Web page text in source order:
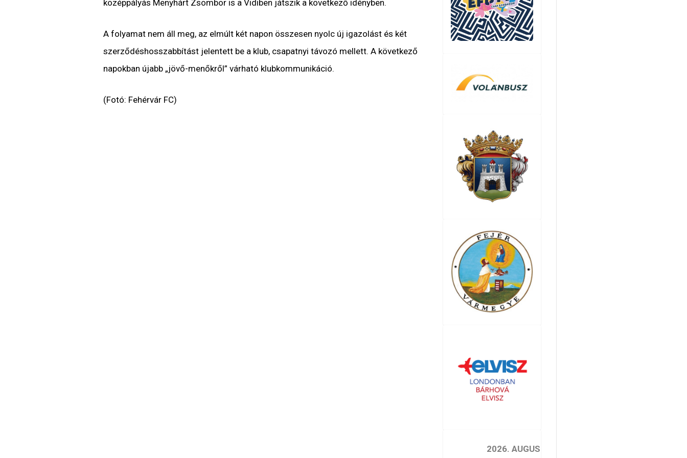
középpályás Menyhárt Zsombor is a Vidiben játszik a következő idényben.
A folyamat nem áll meg, az elmúlt két napon összesen nyolc új igazolást és két
szerződéshosszabbítást jelentett be a klub, csapatnyi távozó mellett. A következő
napokban újabb „jövő-menőkről” várható klubkommunikáció.
(Fotó: Fehérvár FC)
2026. AUGUSZTUS